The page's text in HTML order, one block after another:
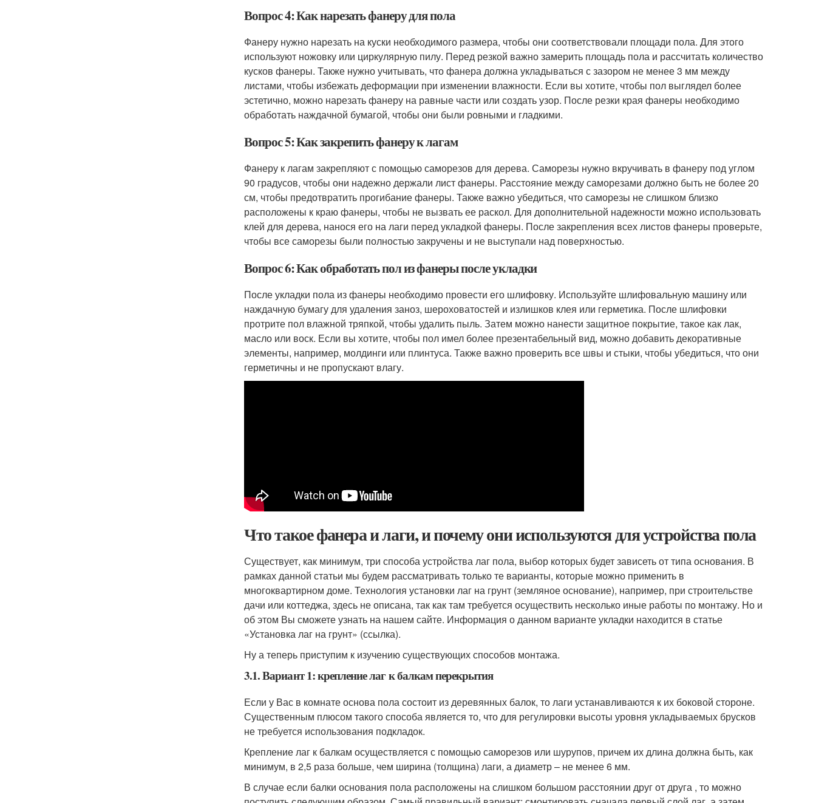
Вопрос 4: Как нарезать фанеру для пола
Фанеру нужно нарезать на куски необходимого размера, чтобы они соответствовали площади пола. Для этого
используют ножовку или циркулярную пилу. Перед резкой важно замерить площадь пола и рассчитать количество
кусков фанеры. Также нужно учитывать, что фанера должна укладываться с зазором не менее 3 мм между
листами, чтобы избежать деформации при изменении влажности. Если вы хотите, чтобы пол выглядел более
эстетично, можно нарезать фанеру на равные части или создать узор. После резки края фанеры необходимо
обработать наждачной бумагой, чтобы они были ровными и гладкими.
Вопрос 5: Как закрепить фанеру к лагам
Фанеру к лагам закрепляют с помощью саморезов для дерева. Саморезы нужно вкручивать в фанеру под углом
90 градусов, чтобы они надежно держали лист фанеры. Расстояние между саморезами должно быть не более 20
см, чтобы предотвратить прогибание фанеры. Также важно убедиться, что саморезы не слишком близко
расположены к краю фанеры, чтобы не вызвать ее раскол. Для дополнительной надежности можно использовать
клей для дерева, нанося его на лаги перед укладкой фанеры. После закрепления всех листов фанеры проверьте,
чтобы все саморезы были полностью закручены и не выступали над поверхностью.
Вопрос 6: Как обработать пол из фанеры после укладки
После укладки пола из фанеры необходимо провести его шлифовку. Используйте шлифовальную машину или
наждачную бумагу для удаления заноз, шероховатостей и излишков клея или герметика. После шлифовки
протрите пол влажной тряпкой, чтобы удалить пыль. Затем можно нанести защитное покрытие, такое как лак,
масло или воск. Если вы хотите, чтобы пол имел более презентабельный вид, можно добавить декоративные
элементы, например, молдинги или плинтуса. Также важно проверить все швы и стыки, чтобы убедиться, что они
герметичны и не пропускают влагу.
Что такое фанера и лаги, и почему они используются для устройства пола
Существует, как минимум, три способа устройства лаг пола, выбор которых будет зависеть от типа основания. В
рамках данной статьи мы будем рассматривать только те варианты, которые можно применить в
многоквартирном доме. Технология установки лаг на грунт (земляное основание), например, при строительстве
дачи или коттеджа, здесь не описана, так как там требуется осуществить несколько иные работы по монтажу. Но и
об этом Вы сможете узнать на нашем сайте. Информация о данном варианте укладки находится в статье
«Установка лаг на грунт» (ссылка).
Ну а теперь приступим к изучению существующих способов монтажа.
3.1. Вариант 1: крепление лаг к балкам перекрытия
Если у Вас в комнате основа пола состоит из деревянных балок, то лаги устанавливаются к их боковой стороне.
Существенным плюсом такого способа является то, что для регулировки высоты уровня укладываемых брусков
не требуется использования подкладок.
Крепление лаг к балкам осуществляется с помощью саморезов или шурупов, причем их длина должна быть, как
минимум, в 2,5 раза больше, чем ширина (толщина) лаги, а диаметр – не менее 6 мм.
В случае если балки основания пола расположены на слишком большом расстоянии друг от друга , то можно